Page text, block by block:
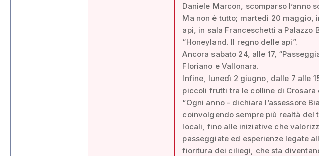
Daniele Marcon, scomparso l’anno
Ma non è tutto; martedì 20 maggio,
api, in sala Franceschetti a
“Honeyland. Il regno delle api”.
Ancora sabato 24, alle 17,
Floriano e Vallonara.
Infine, lunedì 2 giugno, dalle 7 alle
piccoli frutti tra le colline di Crosara
“Ogni anno - dichiara l’assessore
coinvolgendo sempre più realtà
locali, fino alle iniziative che
passeggiate ed esperienze legate
fioritura dei ciliegi, che sta